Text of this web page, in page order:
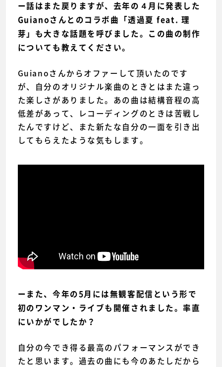
ー話はまた戻りますが、去年の４月に発表した
Guianoさんとのコラボ曲「透過夏 feat. 理
芽」も大きな話題を呼びました。この曲の制作
についても教えてください。
Guianoさんからオファーして頂いたのです
が、自分のオリジナル楽曲のときとはまた違っ
た楽しさがありました。あの曲は結構音程の高
低差があって、レコーディングのときは苦戦し
たんですけど、また新たな自分の一面を引き出
してもらえたような気もします。
ーまた、今年の5月には無観客配信という形で
初のワンマン・ライブも開催されました。率直
にいかがでしたか？
自分の今でき得る最高のパフォーマンスができ
たと思います。過去の曲にも今のあたしだから